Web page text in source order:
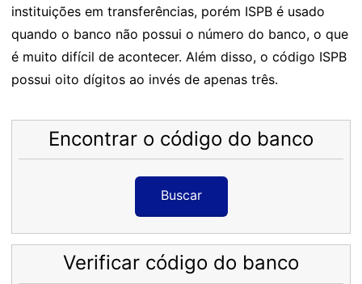
instituições em transferências, porém ISPB é usado
quando o banco não possui o número do banco, o que
é muito difícil de acontecer. Além disso, o código ISPB
possui oito dígitos ao invés de apenas três.
Encontrar o código do banco
Buscar
Verificar código do banco